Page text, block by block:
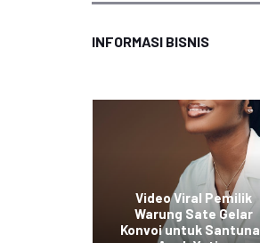
INFORMASI BISNIS
Video Viral Pemilik
Warung Sate Gelar
Konvoi untuk